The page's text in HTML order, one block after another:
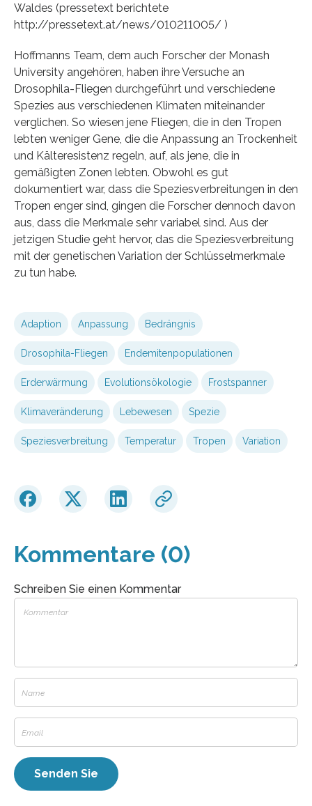
Waldes (pressetext berichtete
http://pressetext.at/news/010211005/ )
Hoffmanns Team, dem auch Forscher der Monash
University angehören, haben ihre Versuche an
Drosophila-Fliegen durchgeführt und verschiedene
Spezies aus verschiedenen Klimaten miteinander
verglichen. So wiesen jene Fliegen, die in den Tropen
lebten weniger Gene, die die Anpassung an Trockenheit
und Kälteresistenz regeln, auf, als jene, die in
gemäßigten Zonen lebten. Obwohl es gut
dokumentiert war, dass die Speziesverbreitungen in den
Tropen enger sind, gingen die Forscher dennoch davon
aus, dass die Merkmale sehr variabel sind. Aus der
jetzigen Studie geht hervor, das die Speziesverbreitung
mit der genetischen Variation der Schlüsselmerkmale
zu tun habe.
Adaption Anpassung Bedrängnis
Drosophila-Fliegen Endemitenpopulationen
Erderwärmung Evolutionsökologie Frostspanner
Klimaveränderung Lebewesen Spezie
Speziesverbreitung Temperatur Tropen Variation
Kommentare (0)
Schreiben Sie einen Kommentar